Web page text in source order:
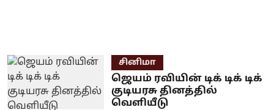
சினிமா
ஜெயம் ரவியின் டிக் டிக் டிக்
குடியரசு தினத்தில்
வெளியீடு